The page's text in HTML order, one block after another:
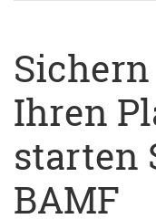
Ihren
starten
BAMF